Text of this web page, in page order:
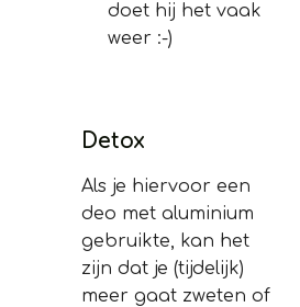
doet hij het vaak
weer :-)
Detox
Als je hiervoor een
deo met aluminium
gebruikte, kan het
zijn dat je (tijdelijk)
meer gaat zweten of